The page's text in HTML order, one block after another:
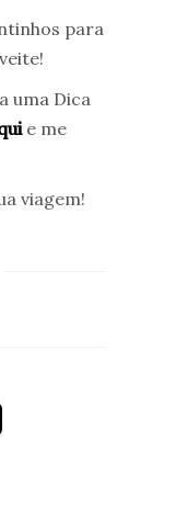
para
uma Dica
e me
viagem!